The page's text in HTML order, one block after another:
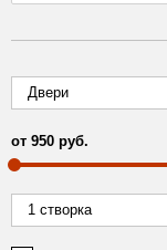
от 950 руб.